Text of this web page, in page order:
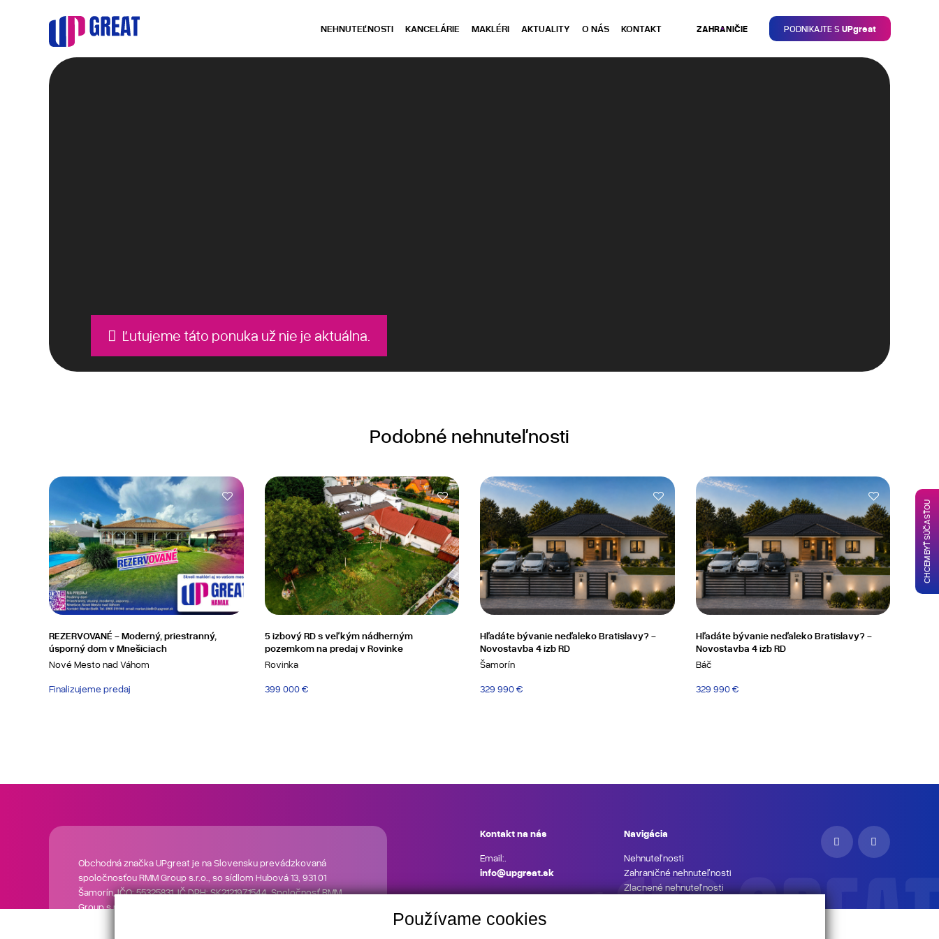
Používame cookies
NEHNUTEĽNOSTI KANCELÁRIE MAKLÉRI AKTUALITY O NÁS KONTAKT ZAHRANIČIE PODNIKAJTE S UPgreat
Ľutujeme táto ponuka už nie je aktuálna.
Podobné nehnuteľnosti
REZERVOVANÉ - Moderný, priestranný,
úsporný dom v Mnešiciach
Nové Mesto nad Váhom
Finalizujeme predaj
5 izbový RD s veľkým nádherným
pozemkom na predaj v Rovinke
Rovinka
399 000 €
Hľadáte bývanie neďaleko Bratislavy? -
Novostavba 4 izb RD
Šamorín
329 990 €
Hľadáte bývanie neďaleko Bratislavy? -
Novostavba 4 izb RD
Báč
329 990 €
Obchodná značka UPgreat je na Slovensku prevádzkovaná
spoločnosťou RMM Group s.r.o., so sídlom Hubová 13, 931 01
Šamorín, IČO: 55325831, IČ DPH: SK2121971544. Spoločnosť RMM
Group s.r.o. nevykonáva realitnú činnosť a neposkytuje služby
Kontakt na nás
Email:.
info@upgreat.sk
Navigácia
Nehnuteľnosti
Zahraničné nehnuteľnosti
Zlacnené nehnuteľnosti
CHCEM BYŤ SÚČASŤOU